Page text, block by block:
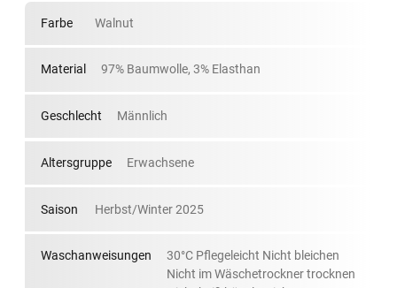
Farbe Walnut
Material 97% Baumwolle, 3% Elasthan
Geschlecht Männlich
Altersgruppe Erwachsene
Saison Herbst/Winter 2025
Waschanweisungen
30°C Pflegeleicht Nicht bleichen
Nicht im Wäschetrockner trocknen